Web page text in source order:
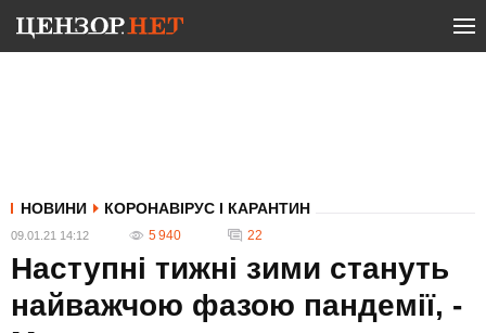
НОВИНИ КОРОНАВІРУС І КАРАНТИН
09.01.21 14:12 5 940 22
Наступні тижні зими стануть
найважчою фазою пандемії, -